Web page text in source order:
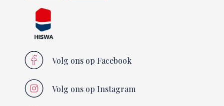
Volg ons op Facebook
Volg ons op Instagram